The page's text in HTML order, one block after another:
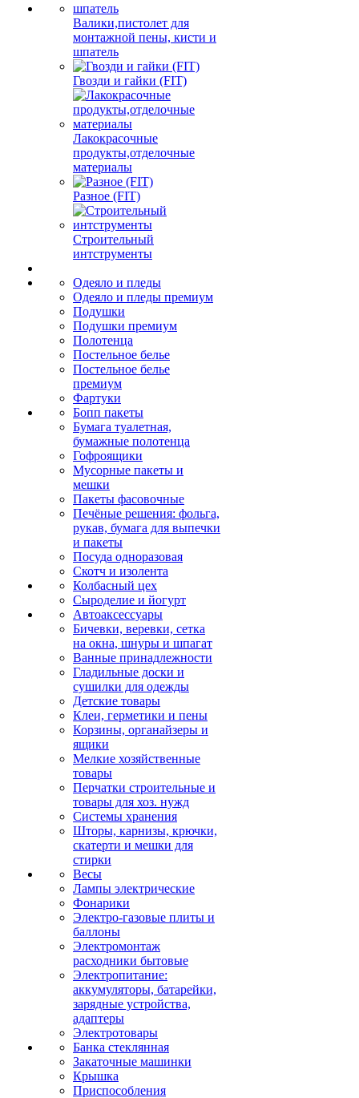
Валики,пистолет для
монтажной пены, кисти и
шпатель
Гвозди и гайки (FIT)
Лакокрасочные
продукты,отделочные
материалы
Разное (FIT)
Строительный
интструменты
Одеяло и пледы
Одеяло и пледы премиум
Подушки
Подушки премиум
Полотенца
Постельное белье
Постельное белье
премиум
Фартуки
Бопп пакеты
Бумага туалетная,
бумажные полотенца
Гофроящики
Мусорные пакеты и
мешки
Пакеты фасовочные
Печёные решения: фольга,
рукав, бумага для выпечки
и пакеты
Посуда одноразовая
Скотч и изолента
Колбасный цех
Сыроделие и йогурт
Автоаксессуары
Бичевки, веревки, сетка
на окна, шнуры и шпагат
Ванные принадлежности
Гладильные доски и
сушилки для одежды
Детские товары
Клеи, герметики и пены
Корзины, органайзеры и
ящики
Мелкие хозяйственные
товары
Перчатки строительные и
товары для хоз. нужд
Системы хранения
Шторы, карнизы, крючки,
скатерти и мешки для
стирки
Весы
Лампы электрические
Фонарики
Электро-газовые плиты и
баллоны
Электромонтаж
расходники бытовые
Электропитание:
аккумуляторы, батарейки,
зарядные устройства,
адаптеры
Электротовары
Банка стеклянная
Закаточные машинки
Крышка
Приспособления